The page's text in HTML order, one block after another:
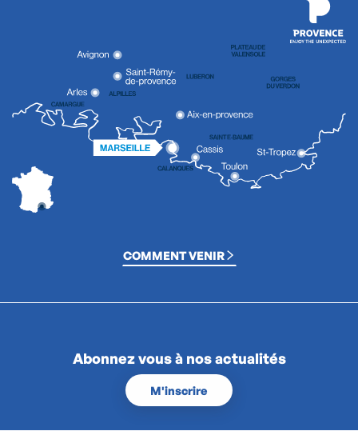
COMMENT VENIR
Abonnez vous à nos actualités
M'inscrire